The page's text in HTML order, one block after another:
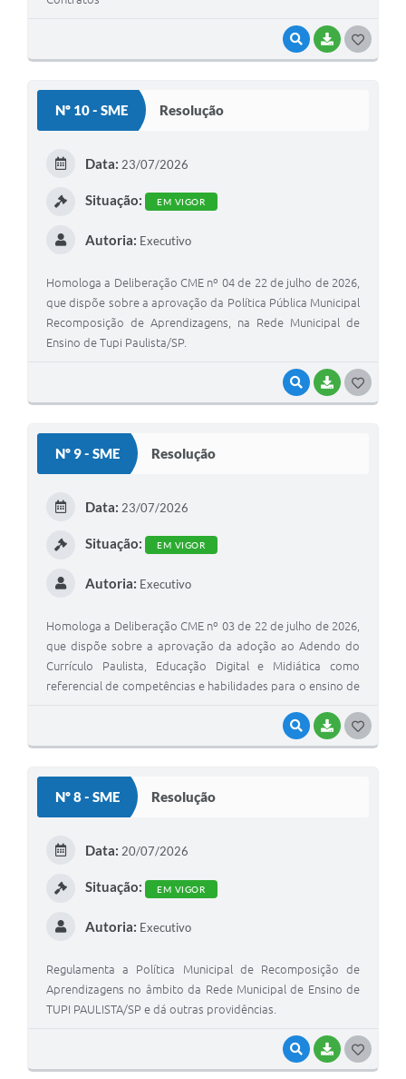
VISUALIZAR
BAIXAR
Nº 10 - SME Resolução
VISUALIZAR
BAIXAR
Data: 23/07/2026
Situação: EM VIGOR
Autoria: Executivo
Homologa a Deliberação CME nº 04 de 22 de julho de 2026,
que dispõe sobre a aprovação da Política Pública Municipal
Recomposição de Aprendizagens, na Rede Municipal de
Ensino de Tupi Paulista/SP.
Nº 9 - SME Resolução
VISUALIZAR
BAIXAR
Data: 23/07/2026
Situação: EM VIGOR
Autoria: Executivo
Homologa a Deliberação CME nº 03 de 22 de julho de 2026,
que dispõe sobre a aprovação da adoção ao Adendo do
Currículo Paulista, Educação Digital e Midiática como
referencial de competências e habilidades para o ensino de
Nº 8 - SME Resolução
VISUALIZAR
BAIXAR
Data: 20/07/2026
Situação: EM VIGOR
Autoria: Executivo
Regulamenta a Política Municipal de Recomposição de
Aprendizagens no âmbito da Rede Municipal de Ensino de
TUPI PAULISTA/SP e dá outras providências.